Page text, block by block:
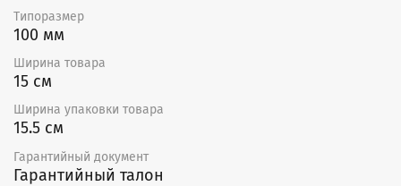
кладовок и подсобок в жилых и торговых
помещениях.
Гарантия качества
Вытяжные вентиляторы от Electrolux
сертифицированы на территории России
и соответствует требованиям нормативных
документов по ГОСТ.
Типоразмер
100 мм
Ширина товара
15 см
Ширина упаковки товара
15.5 см
Гарантийный документ
Гарантийный талон